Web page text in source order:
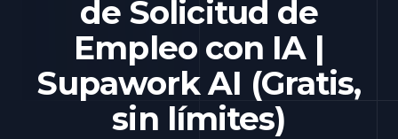
de Solicitud de
Empleo con IA |
Supawork AI (Gratis,
sin límites)